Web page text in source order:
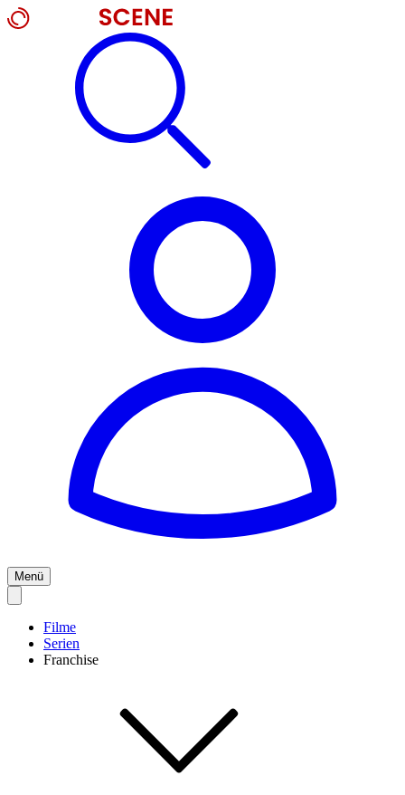
Menü
Filme
Serien
Franchise